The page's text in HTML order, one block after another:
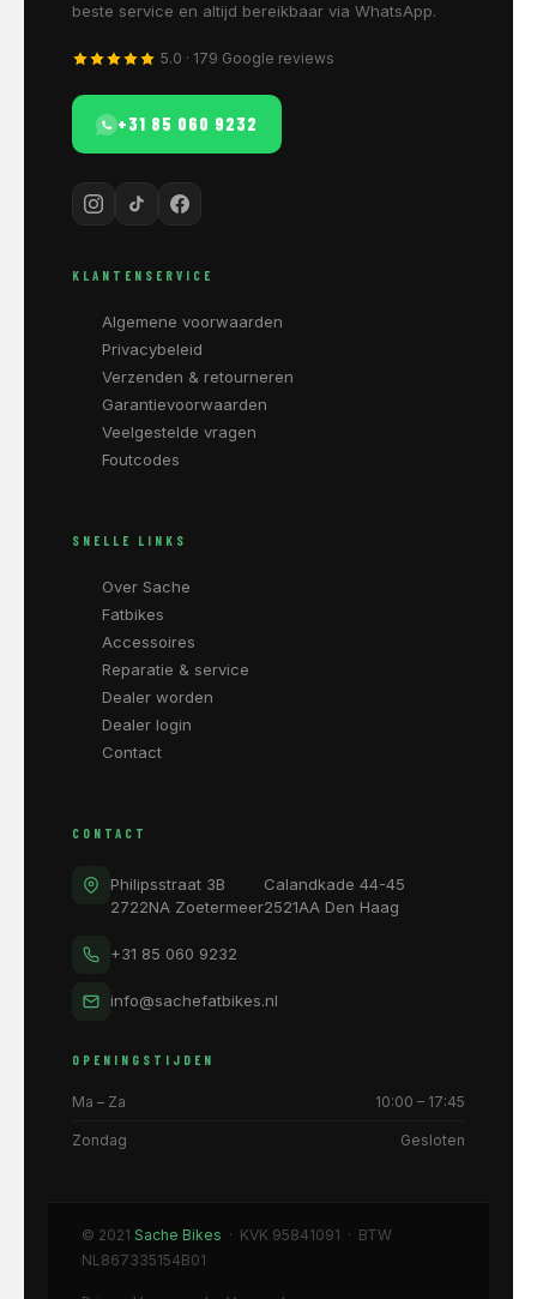
beste service en altijd bereikbaar via WhatsApp.
5.0 · 179 Google reviews
+31 85 060 9232
KLANTENSERVICE
Algemene voorwaarden
Privacybeleid
Verzenden & retourneren
Garantievoorwaarden
Veelgestelde vragen
Foutcodes
SNELLE LINKS
Over Sache
Fatbikes
Accessoires
Reparatie & service
Dealer worden
Dealer login
Contact
CONTACT
Philipsstraat 3B
2722NA Zoetermeer
Calandkade 44-45
2521AA Den Haag
+31 85 060 9232
info@sachefatbikes.nl
OPENINGSTIJDEN
Ma – Za 10:00 – 17:45
Zondag Gesloten
© 2021 Sache Bikes · KVK 95841091 · BTW
NL867335154B01